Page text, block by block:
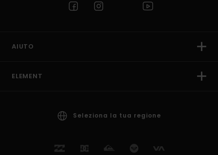
AIUTO
ELEMENT
Seleziona la tua regione